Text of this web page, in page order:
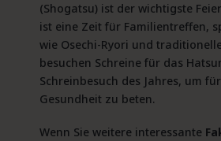
(Shogatsu) ist der wichtigste
ist eine Zeit für Familientreffen,
wie Osechi-Ryori und
besuchen Schreine für das
Schreinbesuch des Jahres, um
Gesundheit zu beten.
Wenn Sie weitere interessante